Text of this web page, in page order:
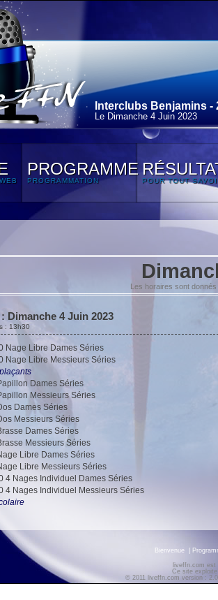
Interclubs Benjamins -
Le Dimanche 4 Juin 2023
PROGRAMME
PROGRAMMATION POUR TOUT
Les horaires sont
: Dimanche 4 Juin 2023
: 13h30
Nage Libre Dames Séries
Nage Libre Messieurs Séries
Dames Séries
Messieurs Séries
Dames Séries
Messieurs Séries
Dames Séries
Messieurs Séries
Libre Dames Séries
Libre Messieurs Séries
4 Nages Individuel Dames Séries
4 Nages Individuel Messieurs Séries
Bienvenue
liveffn.com est
Ce site
© 2011 liveffn.com version :